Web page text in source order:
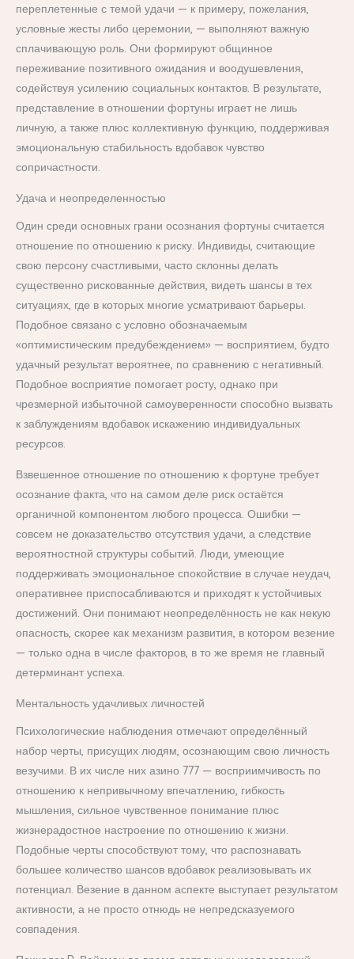
переплетенные с темой удачи — к примеру, пожелания,
условные жесты либо церемонии, — выполняют важную
сплачивающую роль. Они формируют общинное
переживание позитивного ожидания и воодушевления,
содействуя усилению социальных контактов. В результате,
представление в отношении фортуны играет не лишь
личную, а также плюс коллективную функцию, поддерживая
эмоциональную стабильность вдобавок чувство
сопричастности.
Удача и неопределенностью
Один среди основных грани осознания фортуны считается
отношение по отношению к риску. Индивиды, считающие
свою персону счастливыми, часто склонны делать
существенно рискованные действия, видеть шансы в тех
ситуациях, где в которых многие усматривают барьеры.
Подобное связано с условно обозначаемым
«оптимистическим предубеждением» — восприятием, будто
удачный результат вероятнее, по сравнению с негативный.
Подобное восприятие помогает росту, однако при
чрезмерной избыточной самоуверенности способно вызвать
к заблуждениям вдобавок искажению индивидуальных
ресурсов.
Взвешенное отношение по отношению к фортуне требует
осознание факта, что на самом деле риск остаётся
органичной компонентом любого процесса. Ошибки —
совсем не доказательство отсутствия удачи, а следствие
вероятностной структуры событий. Люди, умеющие
поддерживать эмоциональное спокойствие в случае неудач,
оперативнее приспосабливаются и приходят к устойчивых
достижений. Они понимают неопределённость не как некую
опасность, скорее как механизм развития, в котором везение
— только одна в числе факторов, в то же время не главный
детерминант успеха.
Ментальность удачливых личностей
Психологические наблюдения отмечают определённый
набор черты, присущих людям, осознающим свою личность
везучими. В их числе них азино 777 — восприимчивость по
отношению к непривычному впечатлению, гибкость
мышления, сильное чувственное понимание плюс
жизнерадостное настроение по отношению к жизни.
Подобные черты способствуют тому, что распознавать
большее количество шансов вдобавок реализовывать их
потенциал. Везение в данном аспекте выступает результатом
активности, а не просто отнюдь не непредсказуемого
совпадения.